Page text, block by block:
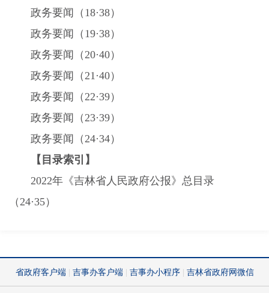
政务要闻（ 18·38）
政务要闻（ 19·38）
政务要闻（ 20·40）
政务要闻（ 21 ·40）
政务要闻（ 22·39）
政务要闻（ 23·39）
政务要闻（ 24·34）
【目录索引】
2022年《吉林省人民政府公报》总目录
（ 24·35）